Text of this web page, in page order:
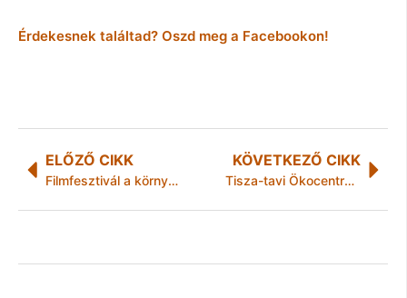
Érdekesnek találtad? Oszd meg a Facebookon!
ELŐZŐ CIKK
Filmfesztivál a környezettudatosság jegyében
KÖVETKEZŐ CIKK
Tisza-tavi Ökocentrum – „a természet élménytára”